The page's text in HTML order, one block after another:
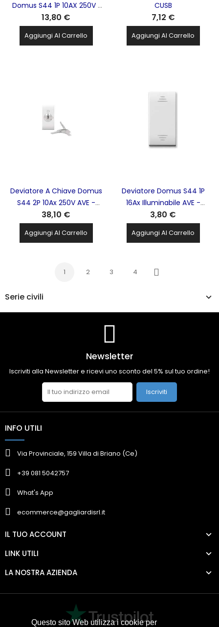
Questo sito Web utilizza i cookie per
Serie civili
Domus S44 1P 10AX 250V 1
Mod. AVE - 441051
13,80 €
Aggiungi Al Carrello
CUSB
7,12 €
Aggiungi Al Carrello
Deviatore A Chiave Domus
S44 2P 10Ax 250V AVE -
441072
38,10 €
Aggiungi Al Carrello
Deviatore Domus S44 1P
16Ax Illuminabile AVE -
441002
3,80 €
Aggiungi Al Carrello
1 2 3 4
Successivo
Newsletter
Iscriviti alla Newsletter e ricevi uno sconto del 5% sul tuo ordine!
Iscriviti
INFO UTILI
Via Provinciale, 159 Villa di Briano (Ce)
+39 081 5042757
What's App
ecommerce@gagliardisrl.it
IL TUO ACCOUNT
LINK UTILI
LA NOSTRA AZIENDA